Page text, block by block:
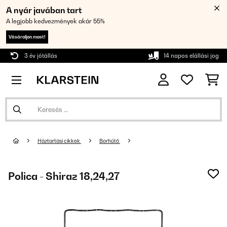
A nyár javában tart
A legjobb kedvezmények akár 55%
Vásároljon most!
3 év jótállás 14 napos elállási jog
Háztartási cikkek Borhűtő
Polica - Shiraz 18,24,27